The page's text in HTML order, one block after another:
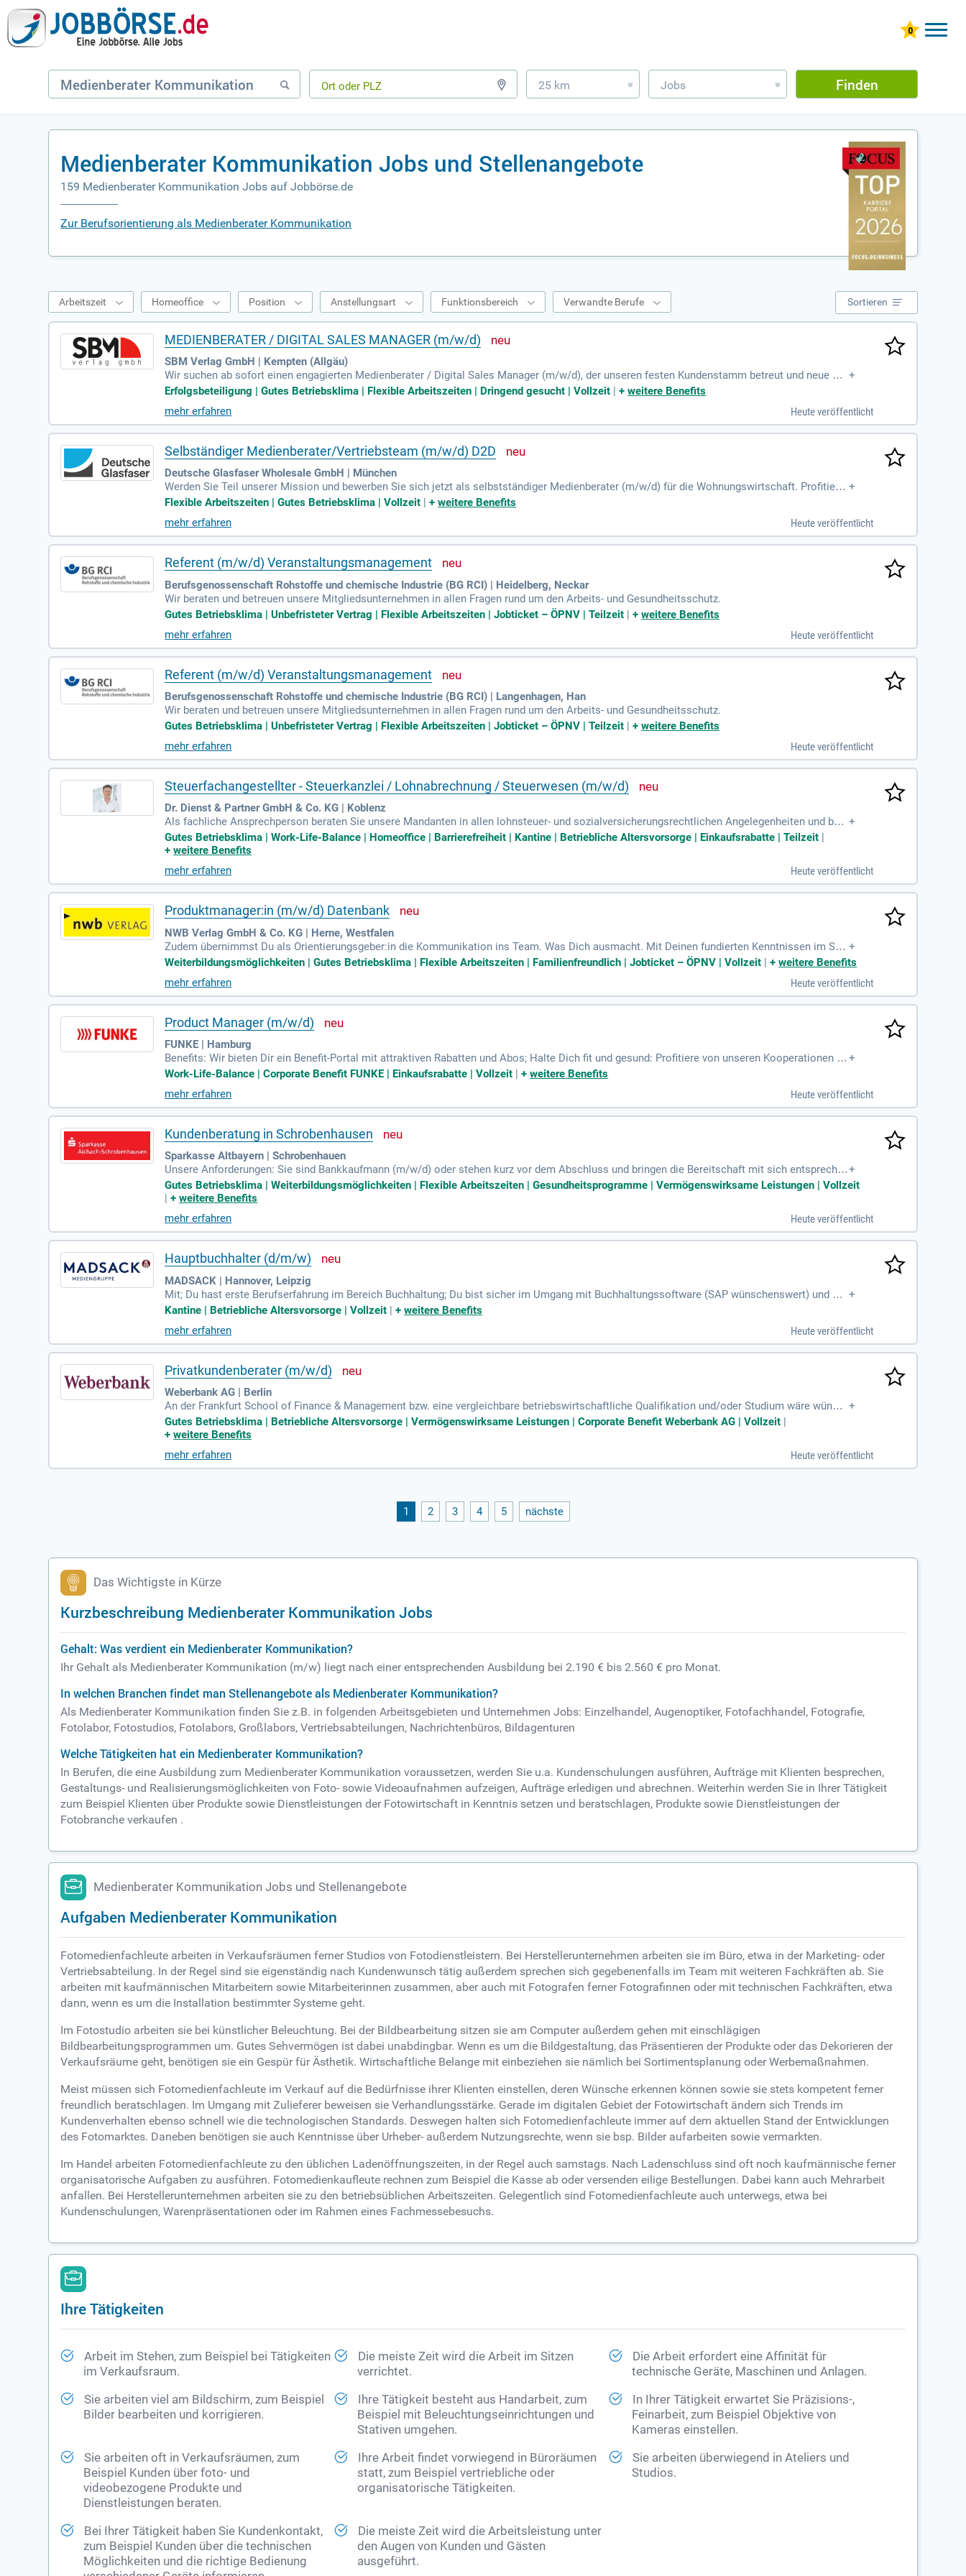
25 km » Jobs » Finden
Medienberater Kommunikation Jobs und Stellenangebote
159 Medienberater Kommunikation Jobs auf Jobbörse.de
Zur Berufsorientierung als Medienberater Kommunikation
Arbeitszeit Homeoffice Position Anstellungsart Funktionsbereich Verwandte Berufe Sortieren
MEDIENBERATER / DIGITAL SALES MANAGER (m/w/d)
SBM Verlag GmbH | Kempten (Allgäu)
Wir suchen ab sofort einen engagierten Medienberater / Digital Sales Manager (m/w/d), der unseren festen Kundenstamm betreut und neue Ku
nden gewinnt. Ihre Aufgaben umfassen die Beratung bei der Planung und Umsetzung digitaler Kampagnen sowie die Analyse und das Reporting
der Ergebnisse. Sie bringen Erfahrung im Vertrieb digitaler Medien mit und zeichnen sich durch ein sicheres Auftreten sowie Verhandlungsgesc
hick im Kundenkontakt aus. Eine strukturierte, zielorientierte Arbeitsweise und hohe Kommunikationsstärke sind für Sie selbstverständlich. Wi
r bieten ein abwechslungsreiches Aufgabengebiet mit kreativen Gestaltungsmöglichkeiten und einer attraktiven Vergütung. Unterstützt werden
+
Erfolgsbeteiligung | Gutes Betriebsklima | Flexible Arbeitszeiten | Dringend gesucht | Vollzeit |+weitere Benefits
mehr erfahren
Heute veröffentlicht
Selbständiger Medienberater/Vertriebsteam (m/w/d) D2D
Deutsche Glasfaser Wholesale GmbH | München
Werden Sie Teil unserer Mission und bewerben Sie sich jetzt als selbstständiger Medienberater (m/w/d) für die Wohnungswirtschaft. Profitiere
n Sie von direkter Anbindung an die Deutsche Glasfaser und nutzen Sie einfache mobile Auftragserfassung. Sie erhalten umfassende Unterstüt
eten Ihnen maximale Individualität. In dieser Rolle vermarkten Sie deutschlandweit innovative Telekommunikationsprodukte und fördern aktiv d
en Glasfaser-Ausbau. Steigen Sie ein und gestalten Sie die Zukunft der Wohnungswirtschaft mit uns!
+
Flexible Arbeitszeiten | Gutes Betriebsklima | Vollzeit |+weitere Benefits
mehr erfahren
Heute veröffentlicht
Referent (m/w/d) Veranstaltungsmanagement
Berufsgenossenschaft Rohstoffe und chemische Industrie (BG RCI) | Heidelberg, Neckar
Wir beraten und betreuen unsere Mitgliedsunternehmen in allen Fragen rund um den Arbeits- und Gesundheitsschutz.
Gutes Betriebsklima | Unbefristeter Vertrag | Flexible Arbeitszeiten | Jobticket – ÖPNV | Teilzeit |+weitere Benefits
mehr erfahren
Heute veröffentlicht
Referent (m/w/d) Veranstaltungsmanagement
Berufsgenossenschaft Rohstoffe und chemische Industrie (BG RCI) | Langenhagen, Han
Wir beraten und betreuen unsere Mitgliedsunternehmen in allen Fragen rund um den Arbeits- und Gesundheitsschutz.
Gutes Betriebsklima | Unbefristeter Vertrag | Flexible Arbeitszeiten | Jobticket – ÖPNV | Teilzeit |+weitere Benefits
mehr erfahren
Heute veröffentlicht
Steuerfachangestellter - Steuerkanzlei / Lohnabrechnung / Steuerwesen (m/w/d)
Dr. Dienst & Partner GmbH & Co. KG | Koblenz
Als fachliche Ansprechperson beraten Sie unsere Mandanten in allen lohnsteuer- und sozialversicherungsrechtlichen Angelegenheiten und begl
eiten Betriebsprüfungen.
+
Gutes Betriebsklima | Work-Life-Balance | Homeoffice | Barrierefreiheit | Kantine | Betriebliche Altersvorsorge | Einkaufsrabatte | Teilzeit
+weitere Benefits
mehr erfahren
Heute veröffentlicht
Produktmanager:in (m/w/d) Datenbank
NWB Verlag GmbH & Co. KG | Herne, Westfalen
Zudem übernimmst Du als Orientierungsgeber:in die Kommunikation ins Team. Was Dich ausmacht. Mit Deinen fundierten Kenntnissen im Ste
uerrecht verstehst Du die fachlichen Herausforderungen und Arbeitsweisen von Steuerberater:innen.
+
Weiterbildungsmöglichkeiten | Gutes Betriebsklima | Flexible Arbeitszeiten | Familienfreundlich | Jobticket – ÖPNV | Vollzeit |+weitere Benefits
mehr erfahren
Heute veröffentlicht
Product Manager (m/w/d)
FUNKE | Hamburg
Benefits: Wir bieten Dir ein Benefit-Portal mit attraktiven Rabatten und Abos; Halte Dich fit und gesund: Profitiere von unseren Kooperationen m
it verschiedensten Fitnessstudios und lasse Dich für Deine mentale und körperliche Gesundheit individuell beraten
+
Work-Life-Balance | Corporate Benefit FUNKE | Einkaufsrabatte | Vollzeit |+weitere Benefits
mehr erfahren
Heute veröffentlicht
Kundenberatung in Schrobenhausen
Sparkasse Altbayern | Schrobenhauen
Unsere Anforderungen: Sie sind Bankkaufmann (m/w/d) oder stehen kurz vor dem Abschluss und bringen die Bereitschaft mit sich entspreche
nd weiterzubilden; Sie überzeugen durch Kommunikationsgeschick sowie Motivation und Eigeninitiative; Sie besitzen ein
+
Gutes Betriebsklima | Weiterbildungsmöglichkeiten | Flexible Arbeitszeiten | Gesundheitsprogramme | Vermögenswirksame Leistungen | Vollzeit
|+weitere Benefits
mehr erfahren
Heute veröffentlicht
Hauptbuchhalter (d/m/w)
MADSACK | Hannover, Leipzig
Mit; Du hast erste Berufserfahrung im Bereich Buchhaltung; Du bist sicher im Umgang mit Buchhaltungssoftware (SAP wünschenswert) und MS
Office; Du bringst analytisches Denkvermögen mit und hast eine Zahlenaffinität; Du arbeitest gerne im Team und bist Kommunikationsstark
+
Kantine | Betriebliche Altersvorsorge | Vollzeit |+weitere Benefits
mehr erfahren
Heute veröffentlicht
Privatkundenberater (m/w/d)
Weberbank AG | Berlin
An der Frankfurt School of Finance & Management bzw. eine vergleichbare betriebswirtschaftliche Qualifikation und/oder Studium wäre wünsc
henswert; Idealerweise umfassende Kenntnisse der gesamten Produktpalette der Bank; Sicherer Umgang mit digitalen Medien
+
Gutes Betriebsklima | Betriebliche Altersvorsorge | Vermögenswirksame Leistungen | Corporate Benefit Weberbank AG | Vollzeit |
+weitere Benefits
mehr erfahren
Heute veröffentlicht
1 2 3 4 5 nächste
Das Wichtigste in Kürze
Kurzbeschreibung Medienberater Kommunikation Jobs
Gehalt: Was verdient ein Medienberater Kommunikation?
Ihr Gehalt als Medienberater Kommunikation (m/w) liegt nach einer entsprechenden Ausbildung bei 2.190 € bis 2.560 € pro Monat.
In welchen Branchen findet man Stellenangebote als Medienberater Kommunikation?
Als Medienberater Kommunikation finden Sie z.B. in folgenden Arbeitsgebieten und Unternehmen Jobs: Einzelhandel, Augenoptiker, Fotofachhandel, Fotografie,
Fotolabor, Fotostudios, Fotolabors, Großlabors, Vertriebsabteilungen, Nachrichtenbüros, Bildagenturen
Welche Tätigkeiten hat ein Medienberater Kommunikation?
In Berufen, die eine Ausbildung zum Medienberater Kommunikation voraussetzen, werden Sie u.a. Kundenschulungen ausführen, Aufträge mit Klienten besprechen,
Gestaltungs- und Realisierungsmöglichkeiten von Foto- sowie Videoaufnahmen aufzeigen, Aufträge erledigen und abrechnen. Weiterhin werden Sie in Ihrer Tätigkeit
zum Beispiel Klienten über Produkte sowie Dienstleistungen der Fotowirtschaft in Kenntnis setzen und beratschlagen, Produkte sowie Dienstleistungen der
Fotobranche verkaufen .
Medienberater Kommunikation Jobs und Stellenangebote
Aufgaben Medienberater Kommunikation
Fotomedienfachleute arbeiten in Verkaufsräumen ferner Studios von Fotodienstleistern. Bei Herstellerunternehmen arbeiten sie im Büro, etwa in der Marketing- oder
Vertriebsabteilung. In der Regel sind sie eigenständig nach Kundenwunsch tätig außerdem sprechen sich gegebenenfalls im Team mit weiteren Fachkräften ab. Sie
arbeiten mit kaufmännischen Mitarbeitern sowie Mitarbeiterinnen zusammen, aber auch mit Fotografen ferner Fotografinnen oder mit technischen Fachkräften, etwa
dann, wenn es um die Installation bestimmter Systeme geht.
Im Fotostudio arbeiten sie bei künstlicher Beleuchtung. Bei der Bildbearbeitung sitzen sie am Computer außerdem gehen mit einschlägigen
Bildbearbeitungsprogrammen um. Gutes Sehvermögen ist dabei unabdingbar. Wenn es um die Bildgestaltung, das Präsentieren der Produkte oder das Dekorieren der
Verkaufsräume geht, benötigen sie ein Gespür für Ästhetik. Wirtschaftliche Belange mit einbeziehen sie nämlich bei Sortimentsplanung oder Werbemaßnahmen.
Meist müssen sich Fotomedienfachleute im Verkauf auf die Bedürfnisse ihrer Klienten einstellen, deren Wünsche erkennen können sowie sie stets kompetent ferner
freundlich beratschlagen. Im Umgang mit Zulieferer beweisen sie Verhandlungsstärke. Gerade im digitalen Gebiet der Fotowirtschaft ändern sich Trends im
Kundenverhalten ebenso schnell wie die technologischen Standards. Deswegen halten sich Fotomedienfachleute immer auf dem aktuellen Stand der Entwicklungen
des Fotomarktes. Daneben benötigen sie auch Kenntnisse über Urheber- außerdem Nutzungsrechte, wenn sie bsp. Bilder aufarbeiten sowie vermarkten.
Im Handel arbeiten Fotomedienfachleute zu den üblichen Ladenöffnungszeiten, in der Regel auch samstags. Nach Ladenschluss sind oft noch kaufmännische ferner
organisatorische Aufgaben zu ausführen. Fotomedienkaufleute rechnen zum Beispiel die Kasse ab oder versenden eilige Bestellungen. Dabei kann auch Mehrarbeit
anfallen. Bei Herstellerunternehmen arbeiten sie zu den betriebsüblichen Arbeitszeiten. Gelegentlich sind Fotomedienfachleute auch unterwegs, etwa bei
Kundenschulungen, Warenpräsentationen oder im Rahmen eines Fachmessebesuchs.
Ihre Tätigkeiten
Arbeit im Stehen, zum Beispiel bei Tätigkeiten
im Verkaufsraum.
Die meiste Zeit wird die Arbeit im Sitzen
verrichtet.
Die Arbeit erfordert eine Affinität für
technische Geräte, Maschinen und Anlagen.
Sie arbeiten viel am Bildschirm, zum Beispiel
Bilder bearbeiten und korrigieren.
Ihre Tätigkeit besteht aus Handarbeit, zum
Beispiel mit Beleuchtungseinrichtungen und
Stativen umgehen.
In Ihrer Tätigkeit erwartet Sie Präzisions-,
Feinarbeit, zum Beispiel Objektive von
Kameras einstellen.
Sie arbeiten oft in Verkaufsräumen, zum
Beispiel Kunden über foto- und
videobezogene Produkte und
Dienstleistungen beraten.
Ihre Arbeit findet vorwiegend in Büroräumen
statt, zum Beispiel vertriebliche oder
organisatorische Tätigkeiten.
Sie arbeiten überwiegend in Ateliers und
Studios.
Bei Ihrer Tätigkeit haben Sie Kundenkontakt,
zum Beispiel Kunden über die technischen
Möglichkeiten und die richtige Bedienung
Die meiste Zeit wird die Arbeitsleistung unter
den Augen von Kunden und Gästen
ausgeführt.